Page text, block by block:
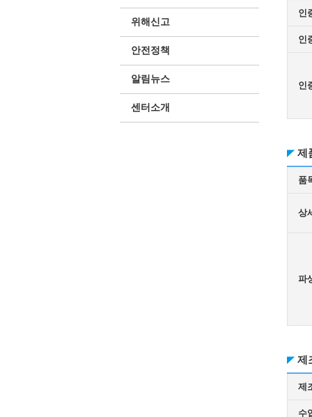
위해신고
안전정책
알림뉴스
센터소개
인
인
인
제
품
상
파
제
제
수